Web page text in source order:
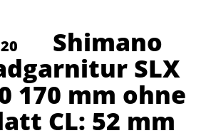
Shimano
SLX
170 mm ohne
CL: 52 mm